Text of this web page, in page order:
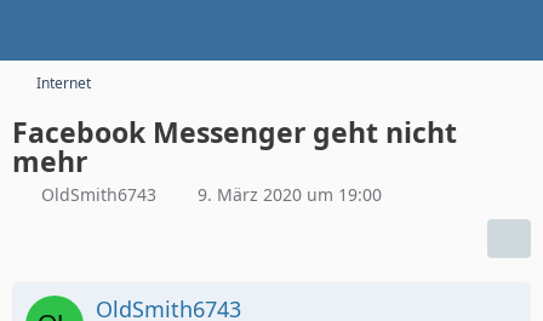
Internet
Facebook Messenger geht nicht
mehr
OldSmith6743 9. März 2020 um 19:00
OldSmith6743